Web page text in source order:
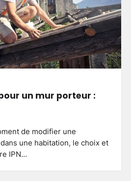
un mur porteur :
de modifier une
une habitation, le choix et
IPN…